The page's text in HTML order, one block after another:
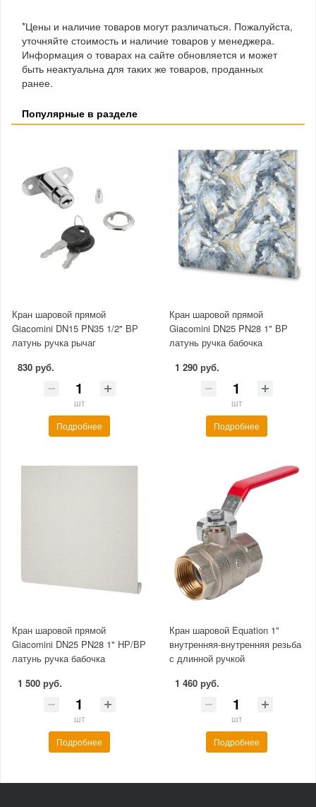
*Цены и наличие товаров могут различаться. Пожалуйста,
уточняйте стоимость и наличие товаров у менеджера.
Информация о товарах на сайте обновляется и может
быть неактуальна для таких же товаров, проданных
ранее.
Популярные в разделе
Кран шаровой прямой
Giacomini DN15 PN35 1/2" ВР
латунь ручка рычаг
830 руб.
шт
Подробнее
Кран шаровой прямой
Giacomini DN25 PN28 1" ВР
латунь ручка бабочка
1 290 руб.
шт
Подробнее
Кран шаровой прямой
Giacomini DN25 PN28 1" НР/ВР
латунь ручка бабочка
1 500 руб.
шт
Подробнее
Кран шаровой Equation 1"
внутренняя-внутренняя резьба
с длинной ручкой
1 460 руб.
шт
Подробнее